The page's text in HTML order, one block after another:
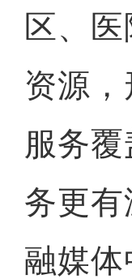
区、
资源
服务
务更
融媒